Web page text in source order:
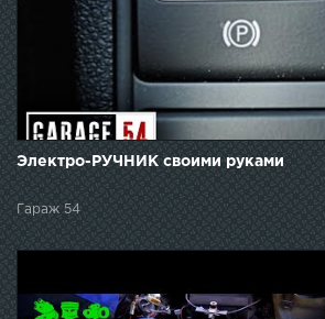
Электро-РУЧНИК своими руками
Гараж 54